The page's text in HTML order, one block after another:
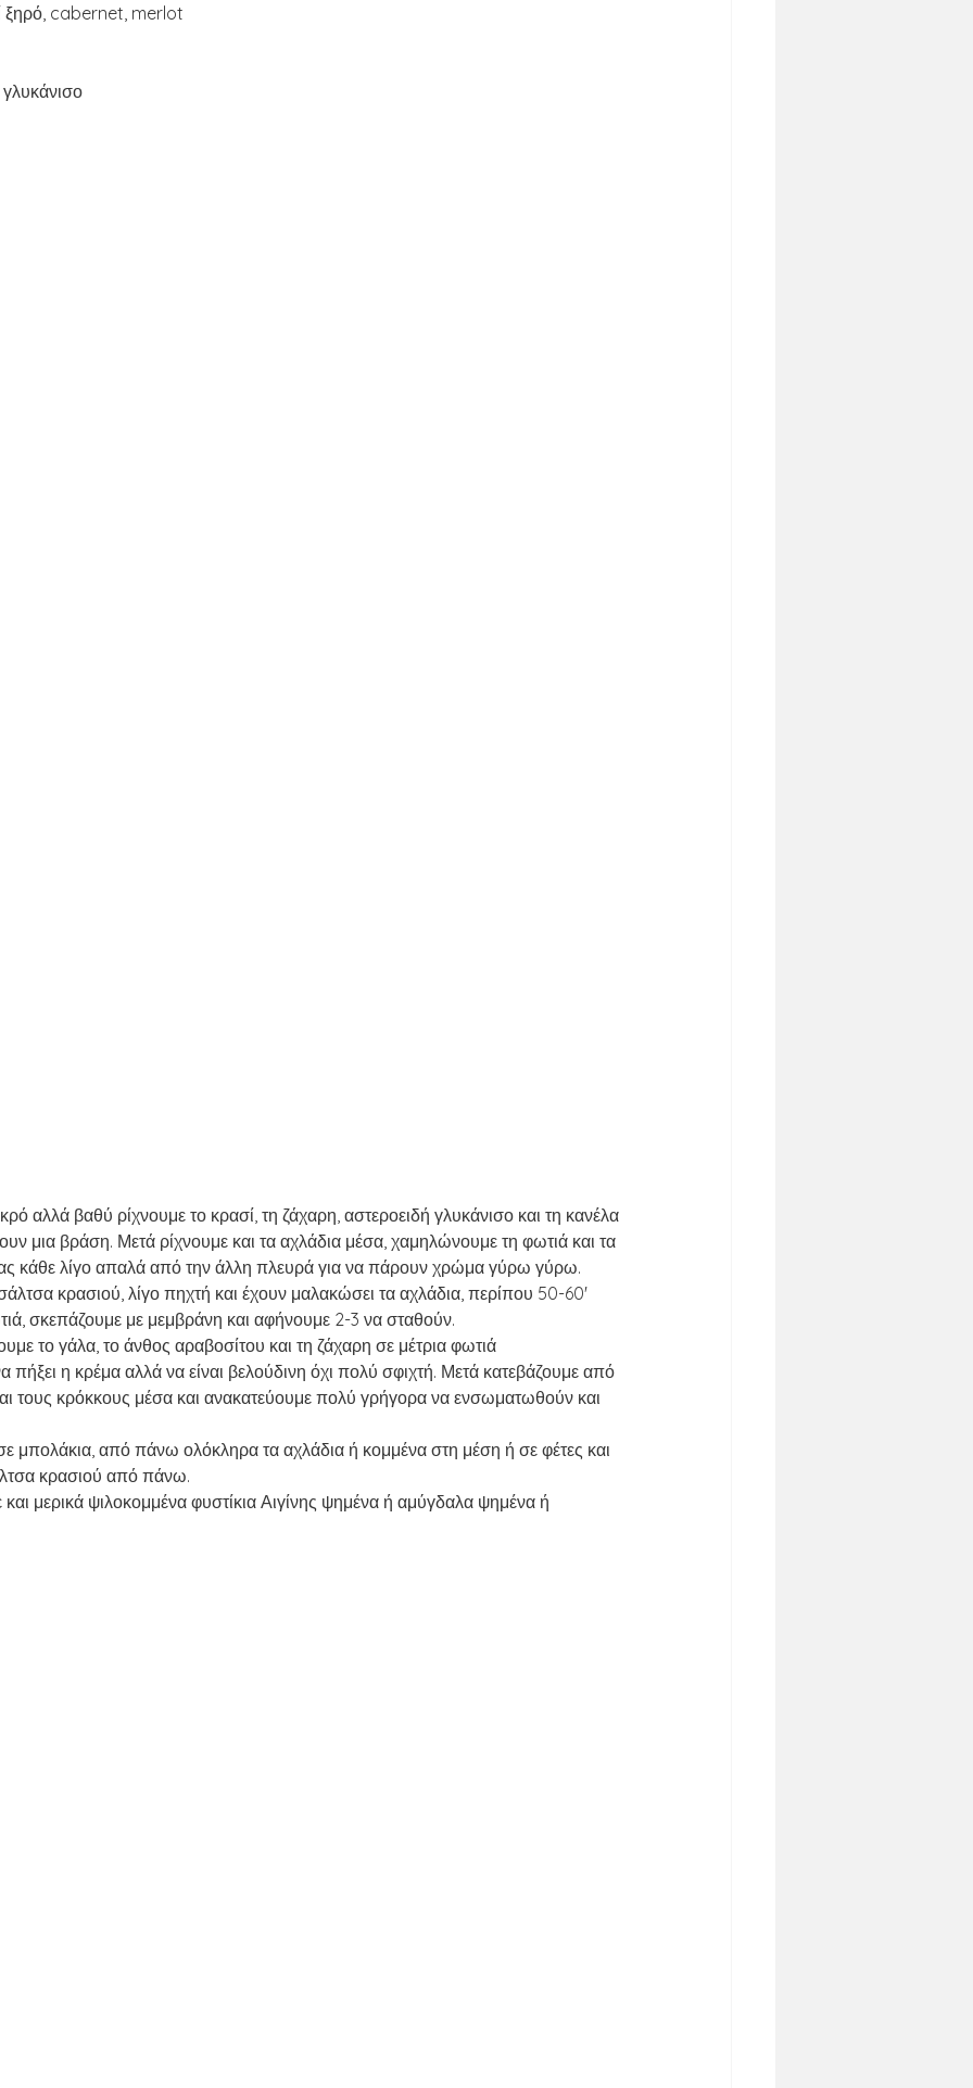
ξηρό, cabernet, merlot
αλλά βαθύ ρίχνουμε το κρασί, τη ζάχαρη, αστεροειδή γλυκάνισο και τη κανέλα
μια βράση. Μετά ρίχνουμε και τα αχλάδια μέσα, χαμηλώνουμε τη φωτιά και τα
κάθε λίγο απαλά από την άλλη πλευρά για να πάρουν χρώμα γύρω γύρω.
κρασιού, λίγο πηχτή και έχουν μαλακώσει τα αχλάδια, περίπου 50-60'
σκεπάζουμε με μεμβράνη και αφήνουμε 2-3 να σταθούν.
το γάλα, το άνθος αραβοσίτου και τη ζάχαρη σε μέτρια φωτιά
πήξει η κρέμα αλλά να είναι βελούδινη όχι πολύ σφιχτή. Μετά κατεβάζουμε από
τους κρόκκους μέσα και ανακατεύουμε πολύ γρήγορα να ενσωματωθούν και
μπολάκια, από πάνω ολόκληρα τα αχλάδια ή κομμένα στη μέση ή σε φέτες και
κρασιού από πάνω.
και μερικά ψιλοκομμένα φυστίκια Αιγίνης ψημένα ή αμύγδαλα ψημένα ή